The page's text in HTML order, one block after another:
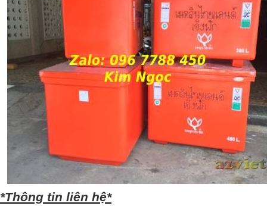
*Thông tin liên hệ*